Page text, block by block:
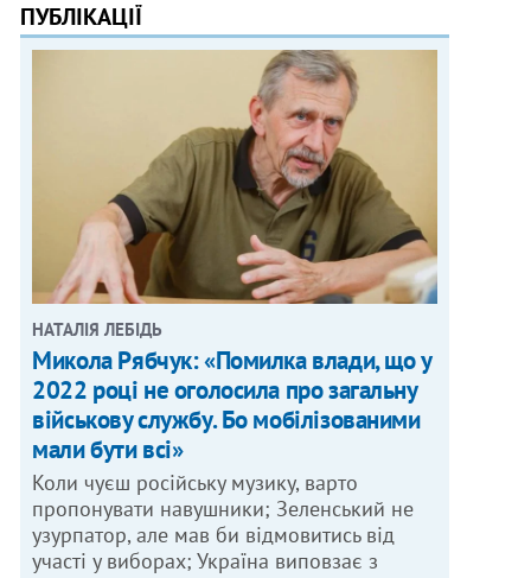
ПУБЛІКАЦІЇ
НАТАЛІЯ ЛЕБІДЬ
Микола Рябчук: «Помилка влади, що у
2022 році не оголосила про загальну
військову службу. Бо мобілізованими
мали бути всі»
Коли чуєш російську музику, варто
пропонувати навушники; Зеленський не
узурпатор, але мав би відмовитись від
участі у виборах; Україна виповзає з